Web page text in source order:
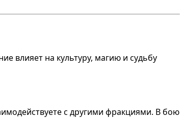
влияет на культуру, магию и судьбу
с другими фракциями. В бою